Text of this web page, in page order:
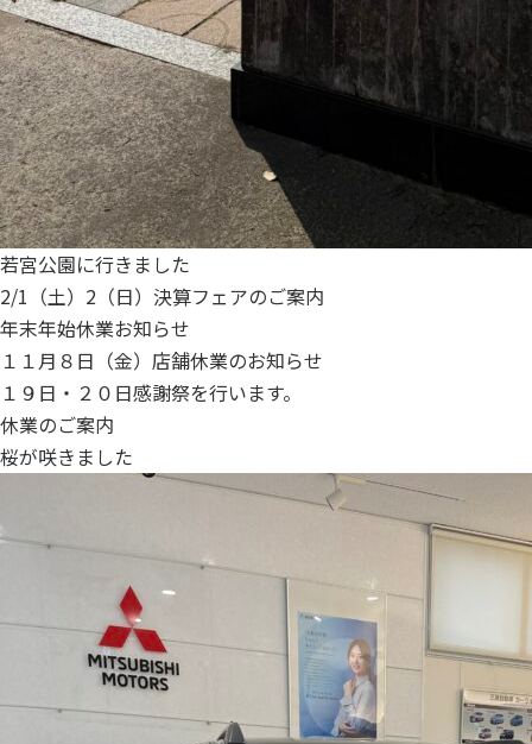
若宮公園に行きました
2/1（土）2（日）決算フェアのご案内
年末年始休業お知らせ
１１月８日（金）店舗休業のお知らせ
１９日・２０日感謝祭を行います。
休業のご案内
桜が咲きました